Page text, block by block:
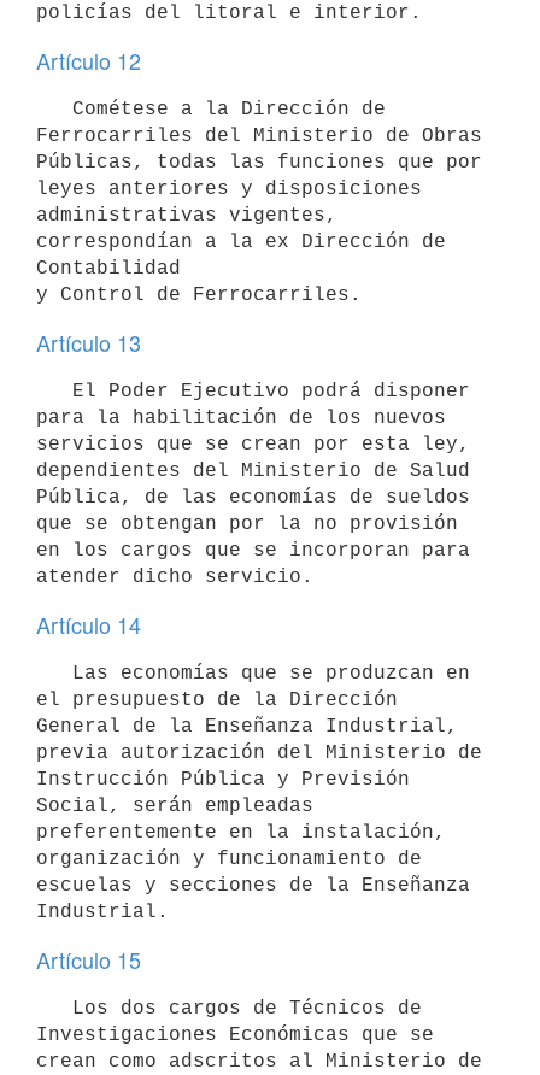
policías del litoral e interior.
Artículo 12
Ferrocarriles del Ministerio de Obras
Públicas, todas las funciones que por
leyes anteriores y disposiciones
administrativas vigentes,
correspondían a la ex Dirección de
Contabilidad
y Control de Ferrocarriles.
Artículo 13
para la habilitación de los nuevos
servicios que se crean por esta ley,
dependientes del Ministerio de Salud
Pública, de las economías de sueldos
que se obtengan por la no provisión
en los cargos que se incorporan para
atender dicho servicio.
Artículo 14
el presupuesto de la Dirección
General de la Enseñanza Industrial,
previa autorización del Ministerio de
Instrucción Pública y Previsión
Social, serán empleadas
preferentemente en la instalación,
organización y funcionamiento de
escuelas y secciones de la Enseñanza
Industrial.
Artículo 15
Investigaciones Económicas que se
crean como adscritos al Ministerio de